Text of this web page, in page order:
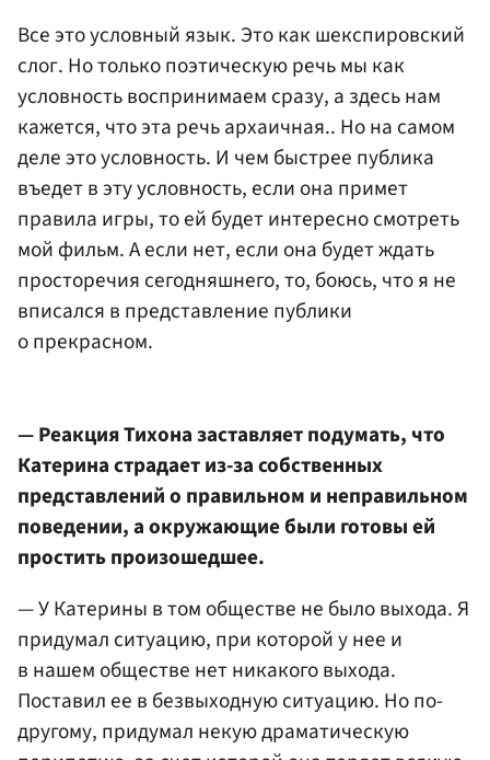
Все это условный язык. Это как шекспировский
слог. Но только поэтическую речь мы как
условность воспринимаем сразу, а здесь нам
кажется, что эта речь архаичная.. Но на самом
деле это условность. И чем быстрее публика
въедет в эту условность, если она примет
правила игры, то ей будет интересно смотреть
мой фильм. А если нет, если она будет ждать
просторечия сегодняшнего, то, боюсь, что я не
вписался в представление публики
о прекрасном.
— Реакция Тихона заставляет подумать, что
Катерина страдает из-за собственных
представлений о правильном и неправильном
поведении, а окружающие были готовы ей
простить произошедшее.
— У Катерины в том обществе не было выхода. Я
придумал ситуацию, при которой у нее и
в нашем обществе нет никакого выхода.
Поставил ее в безвыходную ситуацию. Но по-
другому, придумал некую драматическую